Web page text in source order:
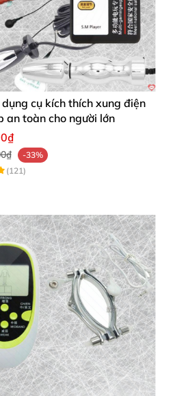
dụng cụ kích thích xung điện
an toàn cho người lớn
-33%
(121)